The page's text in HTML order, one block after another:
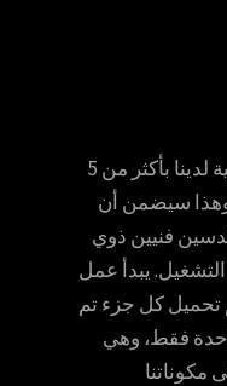
يتمتع موظفو المناصب الرئيسية لدينا بأكثر من 5
سيضمن أن
فنيين ذوي
يبدأ عمل
تحميل كل جزء تم
فقط، وهي